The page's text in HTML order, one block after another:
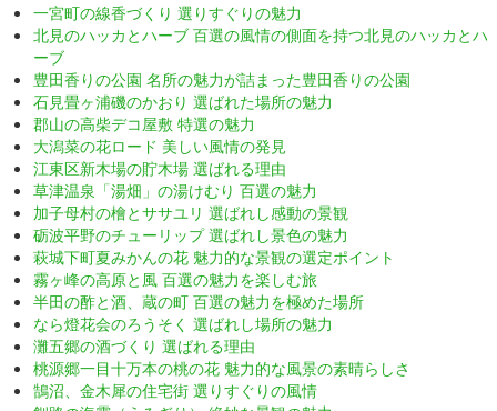
一宮町の線香づくり 選りすぐりの魅力
北見のハッカとハーブ 百選の風情の側面を持つ北見のハッカとハ
ーブ
豊田香りの公園 名所の魅力が詰まった豊田香りの公園
石見畳ヶ浦磯のかおり 選ばれた場所の魅力
郡山の高柴デコ屋敷 特選の魅力
大潟菜の花ロード 美しい風情の発見
江東区新木場の貯木場 選ばれる理由
草津温泉「湯畑」の湯けむり 百選の魅力
加子母村の檜とササユリ 選ばれし感動の景観
砺波平野のチューリップ 選ばれし景色の魅力
萩城下町夏みかんの花 魅力的な景観の選定ポイント
霧ヶ峰の高原と風 百選の魅力を楽しむ旅
半田の酢と酒、蔵の町 百選の魅力を極めた場所
なら燈花会のろうそく 選ばれし場所の魅力
灘五郷の酒づくり 選ばれる理由
桃源郷一目十万本の桃の花 魅力的な風景の素晴らしさ
鵠沼、金木犀の住宅街 選りすぐりの風情